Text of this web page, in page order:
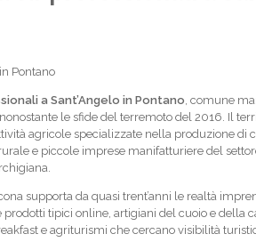
Pontano
a Sant’Angelo in Pontano, comune
le sfide del terremoto del 2016. Il
agricole specializzate nella produzione di
e piccole imprese manifatturiere del
supporta da quasi trent’anni le realtà
tipici online, artigiani del cuoio e della
e agriturismi che cercano visibilità